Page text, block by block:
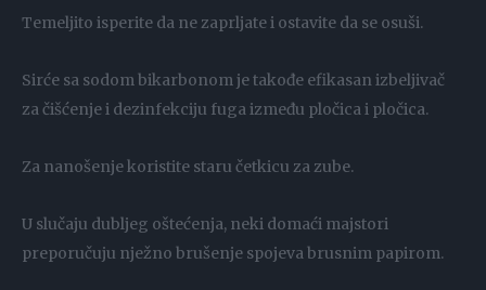
Temeljito isperite da ne zaprljate i ostavite da se osuši.
Sirće sa sodom bikarbonom je takođe efikasan izbeljivač
za čišćenje i dezinfekciju fuga između pločica i pločica.
Za nanošenje koristite staru četkicu za zube.
U slučaju dubljeg oštećenja, neki domaći majstori
preporučuju nježno brušenje spojeva brusnim papirom.